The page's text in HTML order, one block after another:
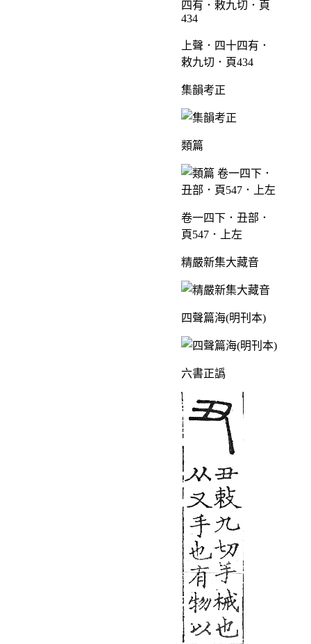
上聲．四十四有．
敕九切．頁434
集韻考正
類篇
卷一四下．丑部．
頁547．上左
精嚴新集大藏音
四聲篇海(明刊本)
六書正譌